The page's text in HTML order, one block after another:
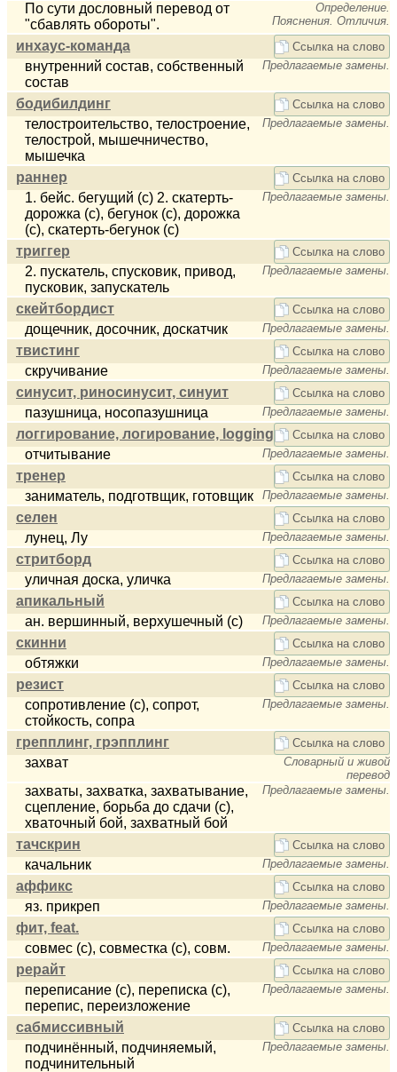
По сути дословный перевод от
"сбавлять обороты".
Определение.
Пояснения. Отличия.
инхаус-команда Ссылка на слово
внутренний состав, собственный
состав
Предлагаемые замены.
бодибилдинг Ссылка на слово
телостроительство, телостроение,
телострой, мышечничество,
мышечка
Предлагаемые замены.
раннер Ссылка на слово
1. бейс. бегущий (с) 2. скатерть-
дорожка (с), бегунок (с), дорожка
(с), скатерть-бегунок (с)
Предлагаемые замены.
триггер Ссылка на слово
2. пускатель, спусковик, привод,
пусковик, запускатель
Предлагаемые замены.
скейтбордист Ссылка на слово
дощечник, досочник, доскатчик Предлагаемые замены.
твистинг Ссылка на слово
скручивание Предлагаемые замены.
синусит, риносинусит, синуит Ссылка на слово
пазушница, носопазушница Предлагаемые замены.
логгирование, логирование, logging Ссылка на слово
отчитывание Предлагаемые замены.
тренер Ссылка на слово
заниматель, подготвщик, готовщик Предлагаемые замены.
селен Ссылка на слово
лунец, Лу Предлагаемые замены.
стритборд Ссылка на слово
уличная доска, уличка Предлагаемые замены.
апикальный Ссылка на слово
ан. вершинный, верхушечный (с) Предлагаемые замены.
скинни Ссылка на слово
обтяжки Предлагаемые замены.
резист Ссылка на слово
сопротивление (с), сопрот,
стойкость, сопра
Предлагаемые замены.
грепплинг, грэпплинг Ссылка на слово
захват
Словарный и живой
перевод
захваты, захватка, захватывание,
сцепление, борьба до сдачи (с),
хваточный бой, захватный бой
Предлагаемые замены.
тачскрин Ссылка на слово
качальник Предлагаемые замены.
аффикс Ссылка на слово
яз. прикреп Предлагаемые замены.
фит, feat. Ссылка на слово
совмес (с), совместка (с), совм. Предлагаемые замены.
рерайт Ссылка на слово
переписание (с), переписка (с),
перепис, переизложение
Предлагаемые замены.
сабмиссивный Ссылка на слово
подчинённый, подчиняемый,
подчинительный
Предлагаемые замены.